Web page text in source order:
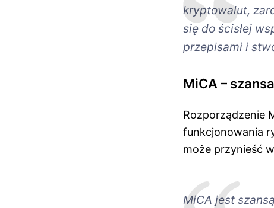
kryptowalut,
się do ścisłej
przepisami i
MiCA –
Rozporządzenie
funkcjonowania
może przynieść
MiCA jest